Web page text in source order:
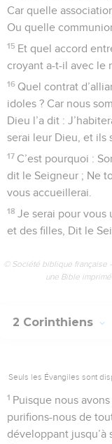
Car quelle
Ou quelle
15 Et quel accord
croyant a-t-il avec le
16 Quel contrat
idoles ? Car nous
Dieu l’a dit :
serai leur Dieu, et ils
17 C’est pourquoi :
dit le Seigneur ; Ne
vous accueillerai.
18 Je serai pour vous
et des filles, Dit le
© Société biblique française
une Bible
2 Corinthiens
Seuls les Évangiles sont
1 Puisque nous
purifions-nous de
développant jusqu’à